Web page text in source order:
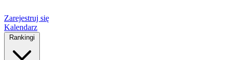
Zarejestruj się
Kalendarz
Rankingi